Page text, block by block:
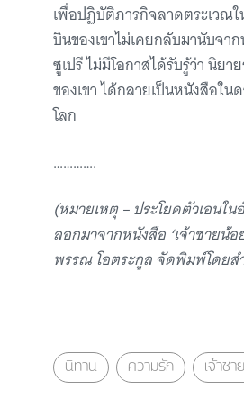
เพื่อปฏิบัติภารกิจลาดตระเวณใ
บินของเขาไม่เคยกลับมานับจา
ซูเปรี ไม่มีโอกาสได้รับรู้ว่า นิยา
ของเขา ได้กลายเป็นหนังสือใน
โลก
………….
(หมายเหตุ – ประโยคตัวเอนใ
ลอกมาจากหนังสือ ‘เจ้าชายน้อ
พรรณ โอตระกูล จัดพิมพ์โดย
นิทาน ความรัก เจ้าชา